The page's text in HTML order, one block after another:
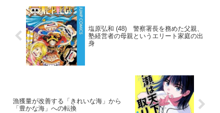
塩原弘和 (48) 警察署長を務めた父親、
塾経営者の母親というエリート家庭の出
身
漁獲量が改善する「きれいな海」から
「豊かな海」への転換